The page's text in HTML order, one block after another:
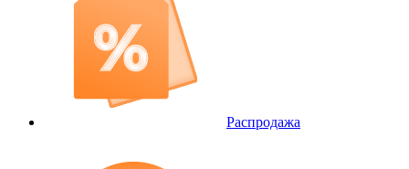
Распродажа